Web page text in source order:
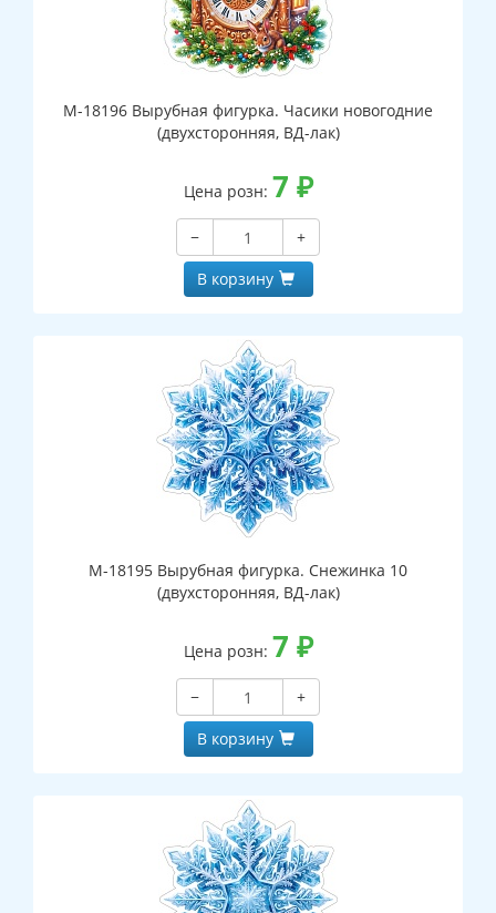
М-18196 Вырубная фигурка. Часики новогодние
(двухсторонняя, ВД-лак)
Цена розн: 7 ₽
−
+
В корзину
М-18195 Вырубная фигурка. Снежинка 10
(двухсторонняя, ВД-лак)
Цена розн: 7 ₽
−
+
В корзину